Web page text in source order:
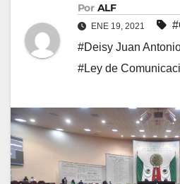
Por ALF
ENE 19, 2021
#Deisy Juan
#Ley de